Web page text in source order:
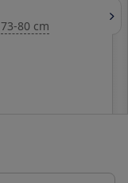
73-80 cm